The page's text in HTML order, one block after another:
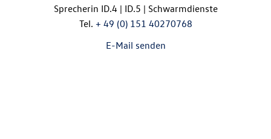
Sprecherin ID.4| ID.5 | Schwarmdienste
Tel. + 49 (0) 151 40270768
E-Mail senden